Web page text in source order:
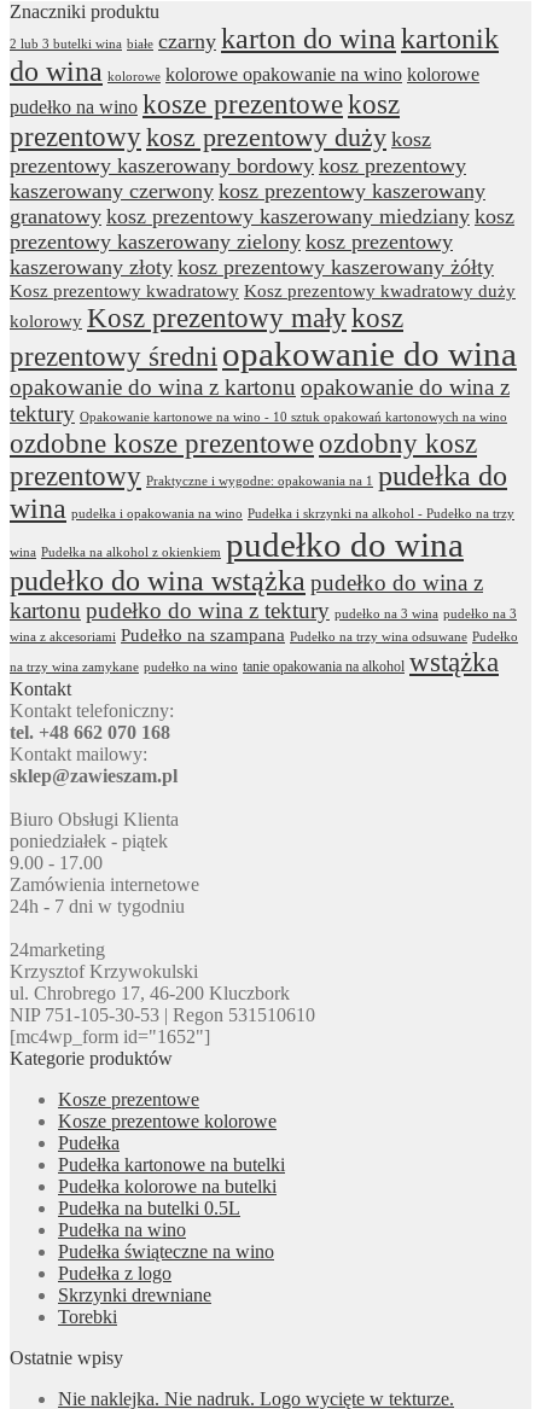
Znaczniki produktu
2 lub 3 butelki wina białe czarny karton do wina kartonik
do wina kolorowe kolorowe opakowanie na wino kolorowe
pudełko na wino kosze prezentowekosz
prezentowykosz prezentowy duży kosz
prezentowy kaszerowany bordowy kosz prezentowy
kaszerowany czerwony kosz prezentowy kaszerowany
granatowy kosz prezentowy kaszerowany miedziany kosz
prezentowy kaszerowany zielony kosz prezentowy
kaszerowany złoty kosz prezentowy kaszerowany żółty
Kosz prezentowy kwadratowy Kosz prezentowy kwadratowy duży
kolorowy Kosz prezentowy małykosz
prezentowy średni opakowanie do wina
opakowanie do wina z kartonu opakowanie do wina z
tektury Opakowanie kartonowe na wino - 10 sztuk opakowań kartonowych na wino
ozdobne kosze prezentoweozdobny kosz
prezentowy Praktyczne i wygodne: opakowania na 1
pudełka do
wina pudełka i opakowania na wino Pudełka i skrzynki na alkohol - Pudełko na trzy
wina Pudełka na alkohol z okienkiem pudełko do wina
pudełko do wina wstążka pudełko do wina z
kartonu pudełko do wina z tektury pudełko na 3 wina pudełko na 3
wina z akcesoriami Pudełko na szampana Pudełko na trzy wina odsuwane Pudełko
na trzy wina zamykane pudełko na wino tanie opakowania na alkohol wstążka
Kontakt
Kontakt telefoniczny:
tel. +48 662 070 168
Kontakt mailowy:
sklep@zawieszam.pl
Biuro Obsługi Klienta
poniedziałek - piątek
9.00 - 17.00
Zamówienia internetowe
24h - 7 dni w tygodniu
24marketing
Krzysztof Krzywokulski
ul. Chrobrego 17, 46-200 Kluczbork
NIP 751-105-30-53 | Regon 531510610
[mc4wp_form id="1652"]
Kategorie produktów
Kosze prezentowe
Kosze prezentowe kolorowe
Pudełka
Pudełka kartonowe na butelki
Pudełka kolorowe na butelki
Pudełka na butelki 0.5L
Pudełka na wino
Pudełka świąteczne na wino
Pudełka z logo
Skrzynki drewniane
Torebki
Ostatnie wpisy
Nie naklejka. Nie nadruk. Logo wycięte w tekturze.